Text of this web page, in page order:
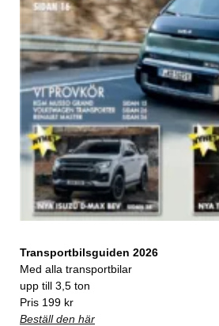
Transportbilsguiden 2026
Med alla transportbilar
upp till 3,5 ton
Pris 199 kr
Beställ den här